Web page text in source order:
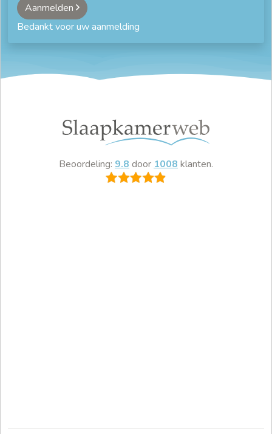
Aanmelden
Bedankt voor uw aanmelding
Beoordeling: 9.8 door 1008 klanten.